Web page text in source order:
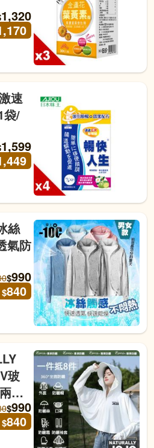
1,320
速
袋/
1,599
絲
氣防
$990
$840
玻
色
UV/
逗點
$990
$840